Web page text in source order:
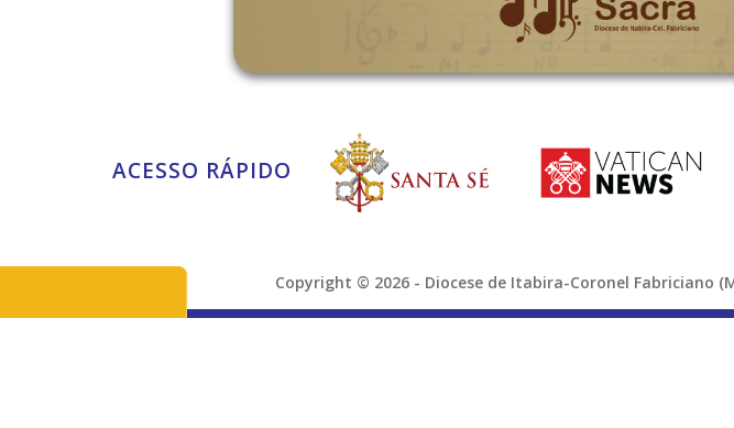
ACESSO RÁPIDO
Copyright © 2026 - Diocese de Itabira-Coronel